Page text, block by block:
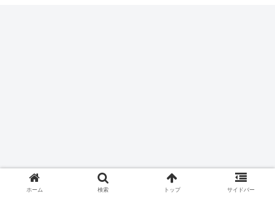
ホーム 検索 トップ サイドバー